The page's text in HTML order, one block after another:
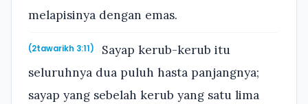
melapisinya dengan emas.
(2tawarikh 3:11)
Sayap kerub-kerub itu
seluruhnya dua puluh hasta panjangnya;
sayap yang sebelah kerub yang satu lima